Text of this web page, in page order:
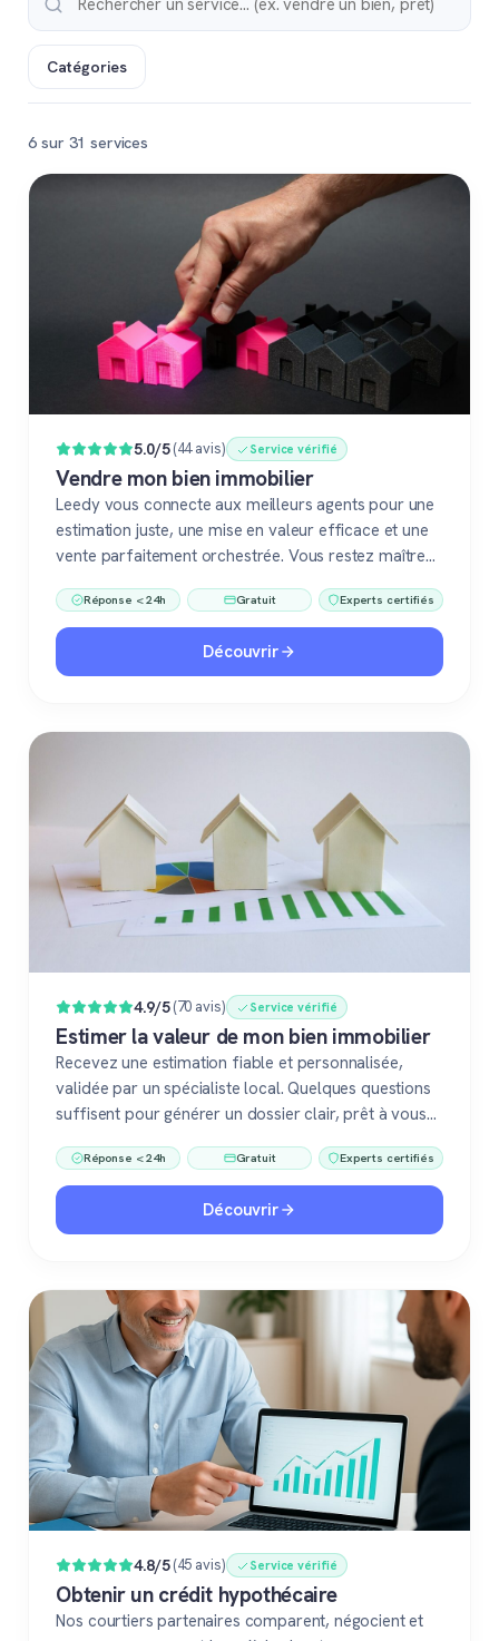
Catégories
6 sur 31 services
Populaire
5.0/5(44 avis) Service vérifié
Vendre mon bien immobilier
Leedy vous connecte aux meilleurs agents pour une
estimation juste, une mise en valeur efficace et une
vente parfaitement orchestrée. Vous restez maître
Réponse < 24h Gratuit Experts certifiés
Découvrir
4.9/5(70 avis) Service vérifié
Estimer la valeur de mon bien immobilier
Recevez une estimation fiable et personnalisée,
validée par un spécialiste local. Quelques questions
suffisent pour générer un dossier clair, prêt à vous
immobilier. Gratuit, sans engagement, 100 %
confiance.
Réponse < 24h Gratuit Experts certifiés
Découvrir
4.8/5(45 avis) Service vérifié
Obtenir un crédit hypothécaire
Nos courtiers partenaires comparent, négocient et